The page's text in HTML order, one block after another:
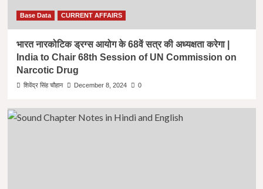
Base Data CURRENT AFFAIRS
भारत नारकोटिक ड्रग्स आयोग के 68वें सत्र की अध्यक्षता करेगा |
India to Chair 68th Session of UN Commission on
Narcotic Drug
शिवेंद्र सिंह चौहान December 8, 2024 0